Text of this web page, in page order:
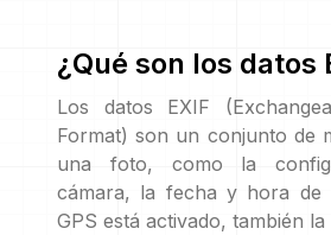
¿Qué son los datos
Los datos EXIF
Format) son un conjunto de
una foto, como la
cámara, la fecha y hora de
GPS está activado, también